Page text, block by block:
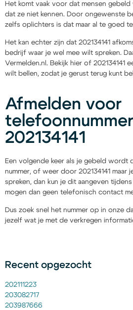
Het komt vaak voor dat mensen
dat ze niet kennen. Door ongewenste
zelfs oplichters is dat maar al te goed
Het kan echter zijn dat 202134141
bedrijf waar je wel mee wilt spreken.
Vermelden.nl. Bekijk hier of 202134141
wilt bellen, zodat je gerust terug kunt
Afmelden voor
telefoonnummer
202134141
Een volgende keer als je gebeld wordt
nummer, of weer door 202134141 maar
spreken, dan kun je dit aangeven
mogen dan geen telefonisch contact
Dus zoek snel het nummer op in onze
jezelf wat je met de verkregen
Recent opgezocht
202111223
203082717
203987666